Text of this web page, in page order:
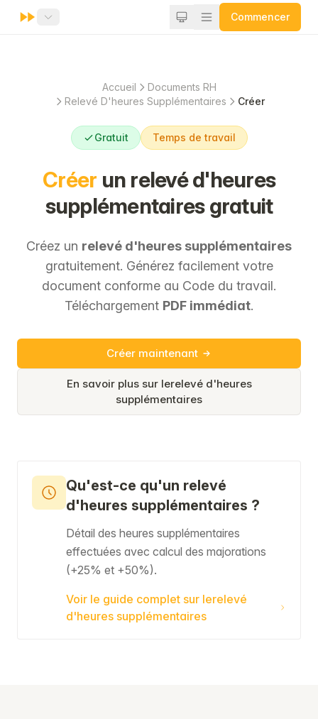
Commencer
Accueil
Documents RH
Relevé D'heures Supplémentaires
Créer
Gratuit Temps de travail
Créer un relevé d'heures
supplémentaires gratuit
Créez un relevé d'heures supplémentaires
gratuitement. Générez facilement votre
document conforme au Code du travail.
Téléchargement PDF immédiat.
Créer maintenant
En savoir plus sur lerelevé d'heures
supplémentaires
Qu'est-ce qu'un relevé
d'heures supplémentaires ?
Détail des heures supplémentaires
effectuées avec calcul des majorations
(+25% et +50%).
Voir le guide complet sur lerelevé
d'heures supplémentaires